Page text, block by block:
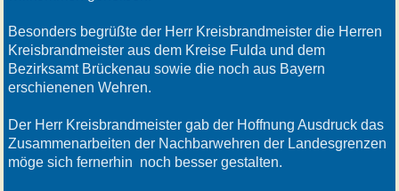
Besonders begrüßte der Herr Kreisbrandmeister die Herren
Kreisbrandmeister aus dem Kreise Fulda und dem
Bezirksamt Brückenau sowie die noch aus Bayern
erschienenen Wehren.
Der Herr Kreisbrandmeister gab der Hoffnung Ausdruck das
Zusammenarbeiten der Nachbarwehren der Landesgrenzen
möge sich fernerhin noch besser gestalten.